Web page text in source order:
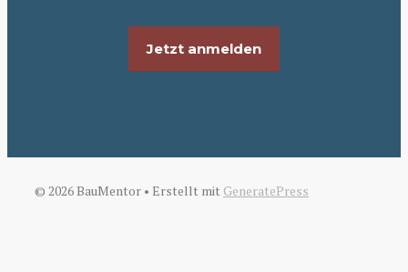
Jetzt anmelden
© 2026 BauMentor • Erstellt mit GeneratePress